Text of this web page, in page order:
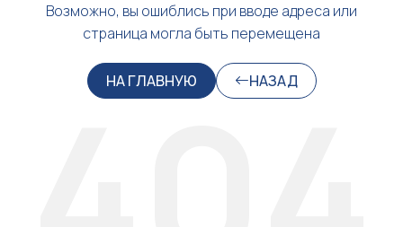
Возможно, вы ошиблись при вводе адреса или
страница могла быть перемещена
НА ГЛАВНУЮ НАЗАД